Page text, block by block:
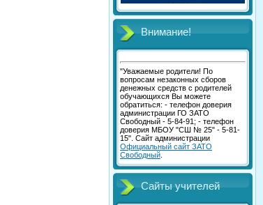
Внимание!
"Уважаемые родители! По
вопросам незаконных сборов
денежных средств с родителей
обучающихся Вы можете
обратиться: - телефон доверия
администрации ГО ЗАТО
Свободный - 5-84-91; - телефон
доверия МБОУ "СШ № 25" - 5-81-
15". Сайт администрации
Официальный сайт ЗАТО
Свободный
Сайты учителей